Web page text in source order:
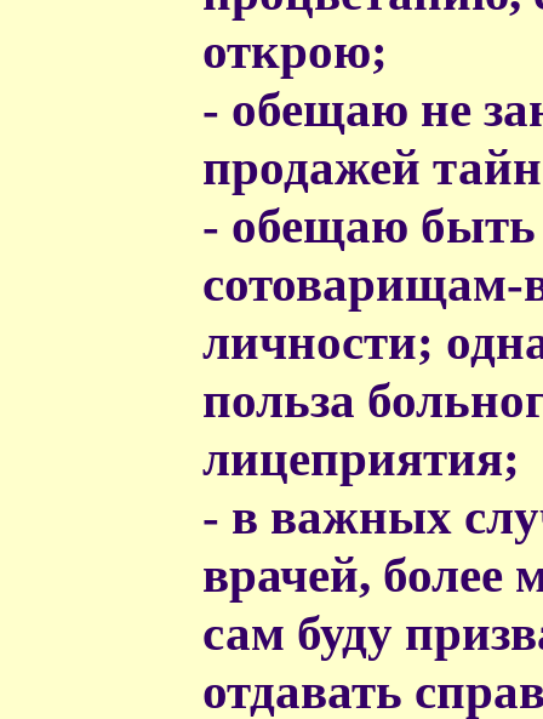
открою;
- обещаю не
продажей
- обещаю
сотоварищам-
личности;
польза
лицеприятия;
- в важных
врачей,
сам буду
отдавать